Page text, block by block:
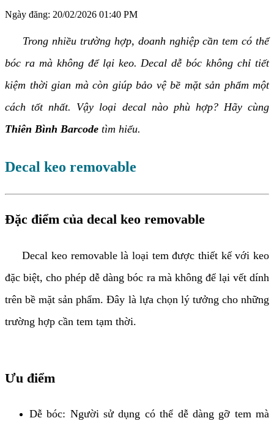
Ngày đăng: 20/02/2026 01:40 PM
Trong nhiều trường hợp, doanh nghiệp cần tem có thể
bóc ra mà không để lại keo. Decal dễ bóc không chỉ tiết
kiệm thời gian mà còn giúp bảo vệ bề mặt sản phẩm một
cách tốt nhất. Vậy loại decal nào phù hợp? Hãy cùng
Thiên Bình Barcode tìm hiểu.
Decal keo removable
Đặc điểm của decal keo removable
Decal keo removable là loại tem được thiết kế với keo
đặc biệt, cho phép dễ dàng bóc ra mà không để lại vết dính
trên bề mặt sản phẩm. Đây là lựa chọn lý tưởng cho những
trường hợp cần tem tạm thời.
Ưu điểm
Dễ bóc: Người sử dụng có thể dễ dàng gỡ tem mà